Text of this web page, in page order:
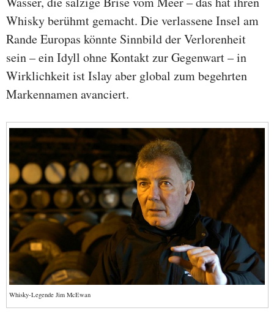
Whisky berühmt gemacht. Die verlassene Insel am
Rande Europas könnte Sinnbild der Verlorenheit
sein – ein Idyll ohne Kontakt zur Gegenwart – in
Wirklichkeit ist Islay aber global zum begehrten
Markennamen avanciert.
Whisky-Legende Jim McEwan